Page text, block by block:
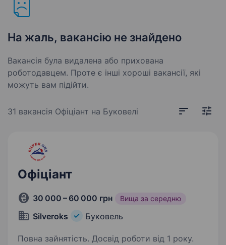
На жаль, вакансію не знайдено
Вакансія була видалена або прихована
роботодавцем. Проте є інші хороші вакансії, які
можуть вам підійти.
31 вакансія Офіціант на Буковелі
Офіціант
30 000 – 60 000 грн Вища за середню
Silveroks Буковель
Повна зайнятість. Досвід роботи від 1 року.